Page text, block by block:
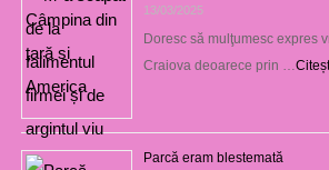
13/03/2025
Doresc să mulţumesc expres
Craiova deoarece prin …
Parcă eram blestemată